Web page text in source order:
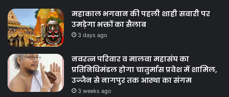
महाकाल भगवान की पहली शाही सवारी पर
उमड़ेगा भक्तों का सैलाब
3 days ago
नवरत्न परिवार व मालवा महासंघ का
प्रतिनिधिमंडल होगा चातुर्मास प्रवेश में शामिल,
उज्जैन से नागपुर तक आस्था का संगम
3 weeks ago